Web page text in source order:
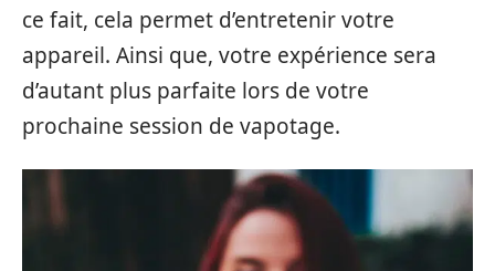
ce fait, cela permet d’entretenir votre
appareil. Ainsi que, votre expérience sera
d’autant plus parfaite lors de votre
prochaine session de vapotage.